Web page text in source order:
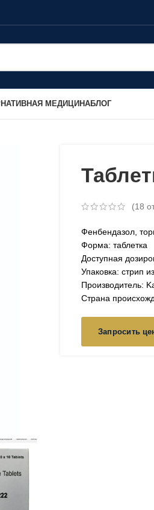
МЕДИЦИНАБЛОГ
(18
Фенбендазол,
Форма: таблетка
Доступная
Упаковка: стрип
Производитель:
Страна
Запросить